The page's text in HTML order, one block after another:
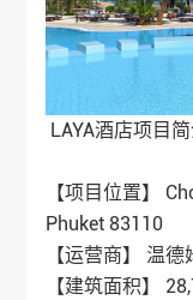
LAYA酒店项目
【项目位置】
Phuket 83110
【运营商】 温德
【建筑面积】